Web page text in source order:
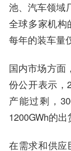
池、汽车领域
全球多家机构
每年的装车量
国内市场方面
份公开表示，
产能过剩，
1200GWh的出
在需求和供应